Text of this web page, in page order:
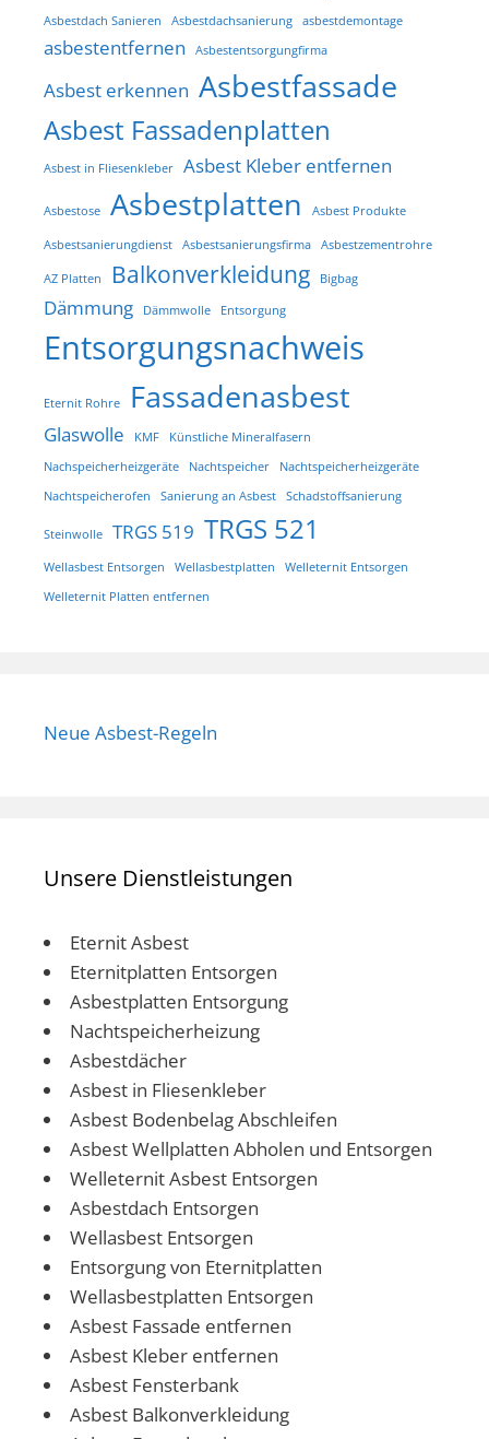
Asbestdach Sanieren
Asbestdachsanierung asbestdemontage
asbestentfernen Asbestentsorgungfirma
Asbest erkennen Asbestfassade
Asbest Fassadenplatten
Asbest in Fliesenkleber Asbest Kleber entfernen
Asbestose Asbestplatten Asbest Produkte
Asbestsanierungdienst Asbestsanierungsfirma Asbestzementrohre
AZ Platten Balkonverkleidung Bigbag
Dämmung Dämmwolle Entsorgung
Entsorgungsnachweis
Eternit Rohre Fassadenasbest
Glaswolle KMF
Künstliche Mineralfasern
Nachspeicherheizgeräte
Nachtspeicher
Nachtspeicherheizgeräte
Nachtspeicherofen
Sanierung an Asbest Schadstoffsanierung
Steinwolle TRGS 519 TRGS 521
Wellasbest Entsorgen Wellasbestplatten
Welleternit Entsorgen
Welleternit Platten entfernen
Neue Asbest-Regeln
Unsere Dienstleistungen
Eternit Asbest
Eternitplatten Entsorgen
Asbestplatten Entsorgung
Nachtspeicherheizung
Asbestdächer
Asbest in Fliesenkleber
Asbest Bodenbelag Abschleifen
Asbest Wellplatten Abholen und Entsorgen
Welleternit Asbest Entsorgen
Asbestdach Entsorgen
Wellasbest Entsorgen
Entsorgung von Eternitplatten
Wellasbestplatten Entsorgen
Asbest Fassade entfernen
Asbest Kleber entfernen
Asbest Fensterbank
Asbest Balkonverkleidung